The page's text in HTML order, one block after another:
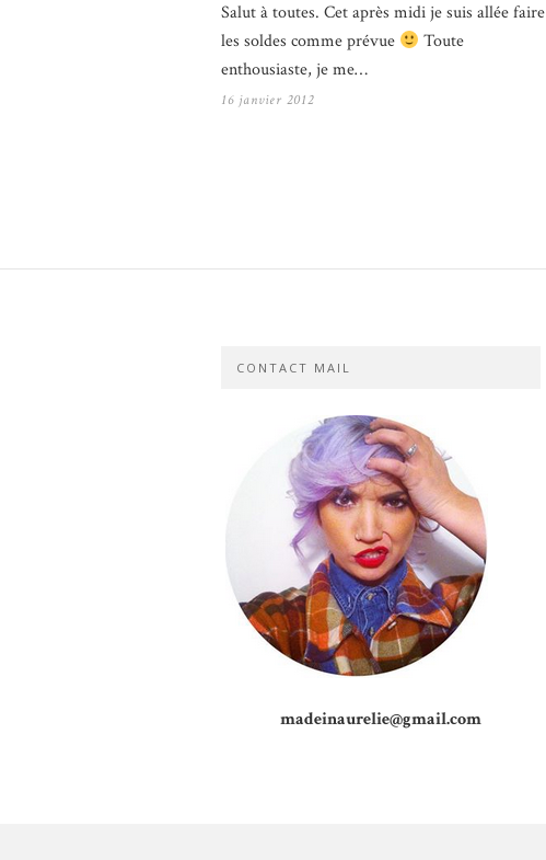
Salut à toutes. Cet après midi je suis allée faire
les soldes comme prévue
Toute
enthousiaste, je me…
16 janvier 2012
CONTACT MAIL
madeinaurelie@gmail.com